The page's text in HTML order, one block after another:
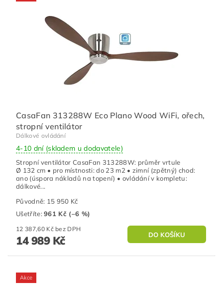
CasaFan 313288W Eco Plano Wood WiFi, ořech,
stropní ventilátor
Dálkové ovládání
4-10 dní (skladem u dodavatele)
Stropní ventilátor CasaFan 313288W: průměr vrtule
Ø 132 cm • pro místnosti: do 23 m2 • zimní (zpětný) chod:
ano (úspora nákladů na topení) • ovládání v kompletu:
dálkové...
Původně: 15 950 Kč
Ušetříte:961 Kč (–6 %)
12 387,60 Kč bez DPH
14 989 Kč
Akce